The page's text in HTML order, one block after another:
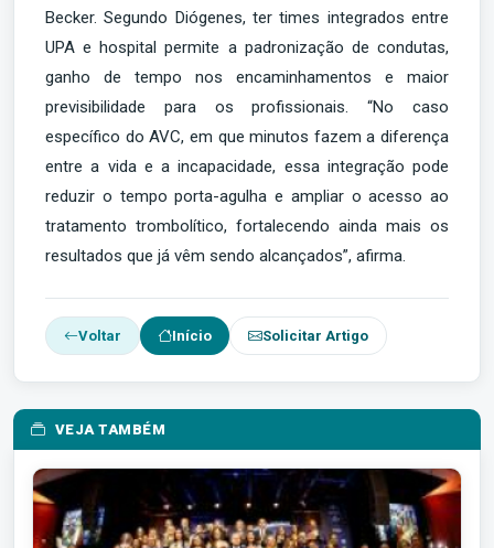
Becker. Segundo Diógenes, ter times integrados entre
UPA e hospital permite a padronização de condutas,
ganho de tempo nos encaminhamentos e maior
previsibilidade para os profissionais. “No caso
específico do AVC, em que minutos fazem a diferença
entre a vida e a incapacidade, essa integração pode
reduzir o tempo porta-agulha e ampliar o acesso ao
tratamento trombolítico, fortalecendo ainda mais os
resultados que já vêm sendo alcançados”, afirma.
Voltar Início Solicitar Artigo
VEJA TAMBÉM